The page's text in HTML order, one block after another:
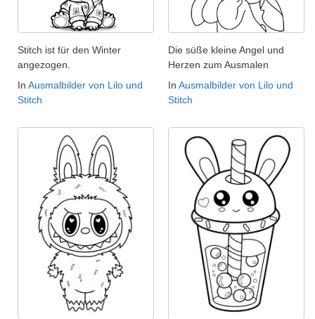
Stitch ist für den Winter
angezogen.
In Ausmalbilder von Lilo und
Stitch
Die süße kleine Angel und
Herzen zum Ausmalen
In Ausmalbilder von Lilo und
Stitch